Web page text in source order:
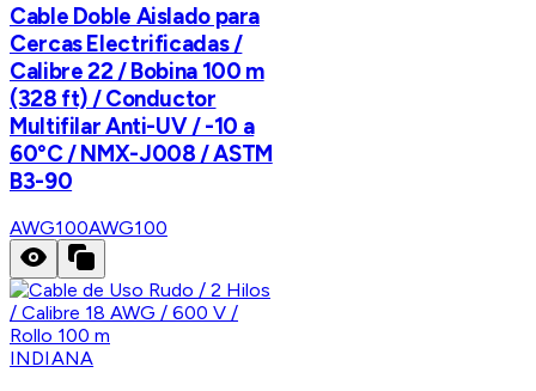
Cable Doble Aislado para
Cercas Electrificadas /
Calibre 22 / Bobina 100 m
(328 ft) / Conductor
Multifilar Anti-UV / -10 a
60°C / NMX-J008 / ASTM
B3-90
AWG100AWG100
INDIANA